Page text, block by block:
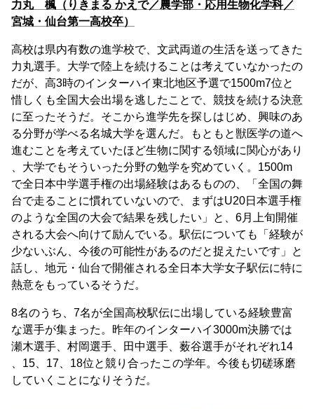
力丸 楓（りきまる かえで／農学部・応用生物化学科／
宮城・仙台第一高校卒）
高校は県内有数の進学校で、文武両道の生活を送ってきた
力丸選手。大学で陸上を続けることは考えていなかったの
だが、高3時のインターハイ東北地区予選で1500m7位と
惜しくも全国大会出場を逃したことで、競技を続ける決意
に至ったそうだ。そこから進学先を探しはじめ、興味のあ
る分野が学べる名城大学を選んだ。もともと獣医学の道へ
進むことを考えていたほど生物に関する領域に関心があり
、大学でもそういった分野の勉学を究めていく。1500m
で全日本中学選手権の出場経験はあるものの、「全国の舞
台で走ることに慣れていないので、まずはU20日本選手権
のような全国の大会で結果を残したい」と、6月上旬開催
される大会へ向けて励んでいる。駅伝についても「経験が
少ないぶん、今後の可能性があるのだと捉えたいです」と
話し、地元・仙台で開催される全日本大学女子駅伝に特に
熱意をもっているそうだ。
8名のうち、7名が全国高校駅伝に出場している経験豊富
な選手が集まった。昨年のインターハイ3000m決勝では
瀬木選手、村岡選手、田中選手、薮谷選手がそれぞれ14
、15、17、18位と競り合ったこの学年。今後も切磋琢磨
していくことになりそうだ。